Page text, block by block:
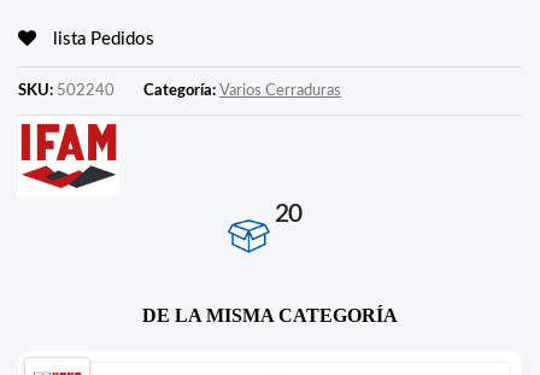
lista Pedidos
SKU: 502240 Categoría: Varios Cerraduras
20
DE LA MISMA CATEGORÍA